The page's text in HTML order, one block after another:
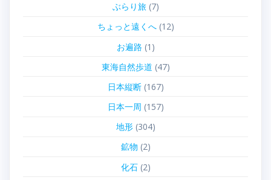
ぶらり旅(7)
ちょっと遠くへ(12)
お遍路 (1)
東海自然歩道 (47)
日本縦断(167)
日本一周 (157)
地形(304)
鉱物 (2)
化石(2)